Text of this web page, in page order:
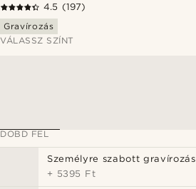
4.5 (197)
Gravírozás
VÁLASSZ SZÍNT
DOBD FEL
Személyre szabott gravírozás
+ 5395 Ft